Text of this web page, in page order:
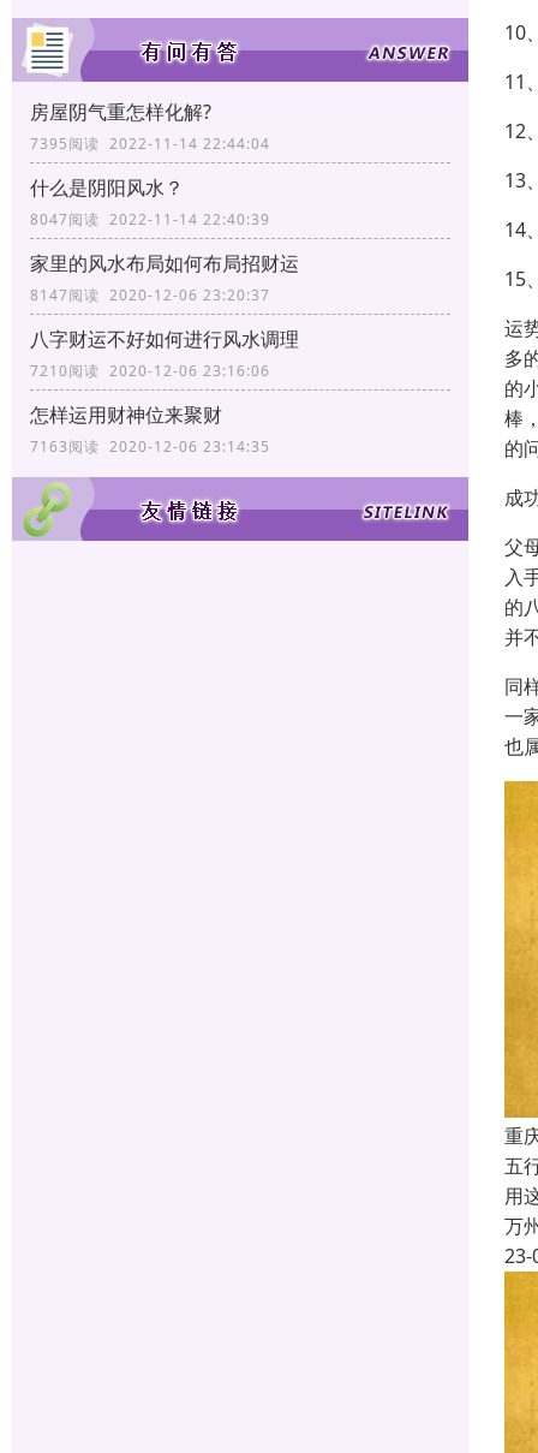
房屋阴气重怎样化解?
7395阅读 2022-11-14 22:44:04
什么是阴阳风水？
8047阅读 2022-11-14 22:40:39
家里的风水布局如何布局招财运
8147阅读 2020-12-06 23:20:37
八字财运不好如何进行风水调理
7210阅读 2020-12-06 23:16:06
怎样运用财神位来聚财
7163阅读 2020-12-06 23:14:35
10
11
12
13
14
15
运
多
的
棒
的
成
父
入
的
并
同
一
也
重
五
用
万
23-